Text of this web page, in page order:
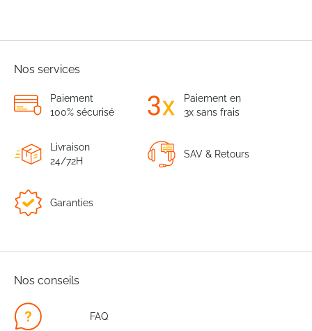
Nos services
Paiement
100% sécurisé
Paiement en
3x sans frais
Livraison
24/72H
SAV & Retours
Garanties
Nos conseils
FAQ